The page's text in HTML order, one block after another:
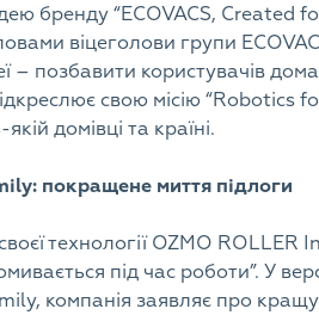
бренду “ECOVACS, Created
віцеголови групи
– позбавити користувачів
свою місію “Robotics
домівці та країні.
покращене миття підлоги
технології OZMO
під час роботи”. У
компанія заявляє про кращу